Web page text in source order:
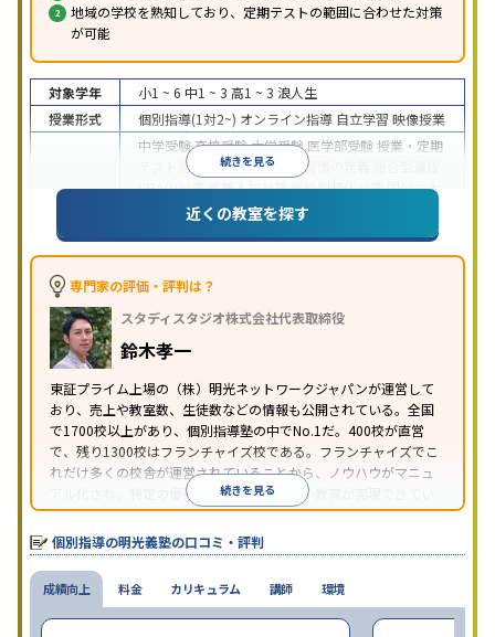
地域の学校を熟知しており、定期テストの範囲に合わせた対策
が可能
続きを見る
対象学年 小1 ~ 6 中1 ~ 3 高1 ~ 3 浪人生
授業形式
個別指導(1対2~) オンライン指導 自立学習 映像授業
中学受験高校受験大学受験 医学部受験 授業・定期
テスト対策
内申点対策 学習習慣の定着
(旧AO)対策推薦入試対策学校別特化対策国公立大
私大対策共通テスト対策
英語・英会話特化
対策その他科目別特化対策
特徴
中高一貫校生に対応
の振替可能
を利用オンライン対応1科目から受講可能
習のみの受講可
り
※2023年3月調査。小学校高学年の個別指導塾アンケート調査方法を参
近くの教室を探す
専門家の評価・評判は？
スタディスタジオ株式会社代表取締役
鈴木孝一
東証プライム上場の（株）明光ネットワークジャパンが運営して
おり、売上や教室数、生徒数などの情報も公開されている。全国
で1700校以上があり、個別指導塾の中でNo.1だ。400校が直営
で、残り1300校はフランチャイズ校である。フランチャイズでこ
れだけ多くの校舎が運営されていることから、ノウハウがマニュ
アル化され、特定の優秀な人材に依存しない教育が実現できてい
ることが推測される。
続きを見る
個別指導の明光義塾の口コミ・評判
成績向上 料金 カリキュラム 講師 環境